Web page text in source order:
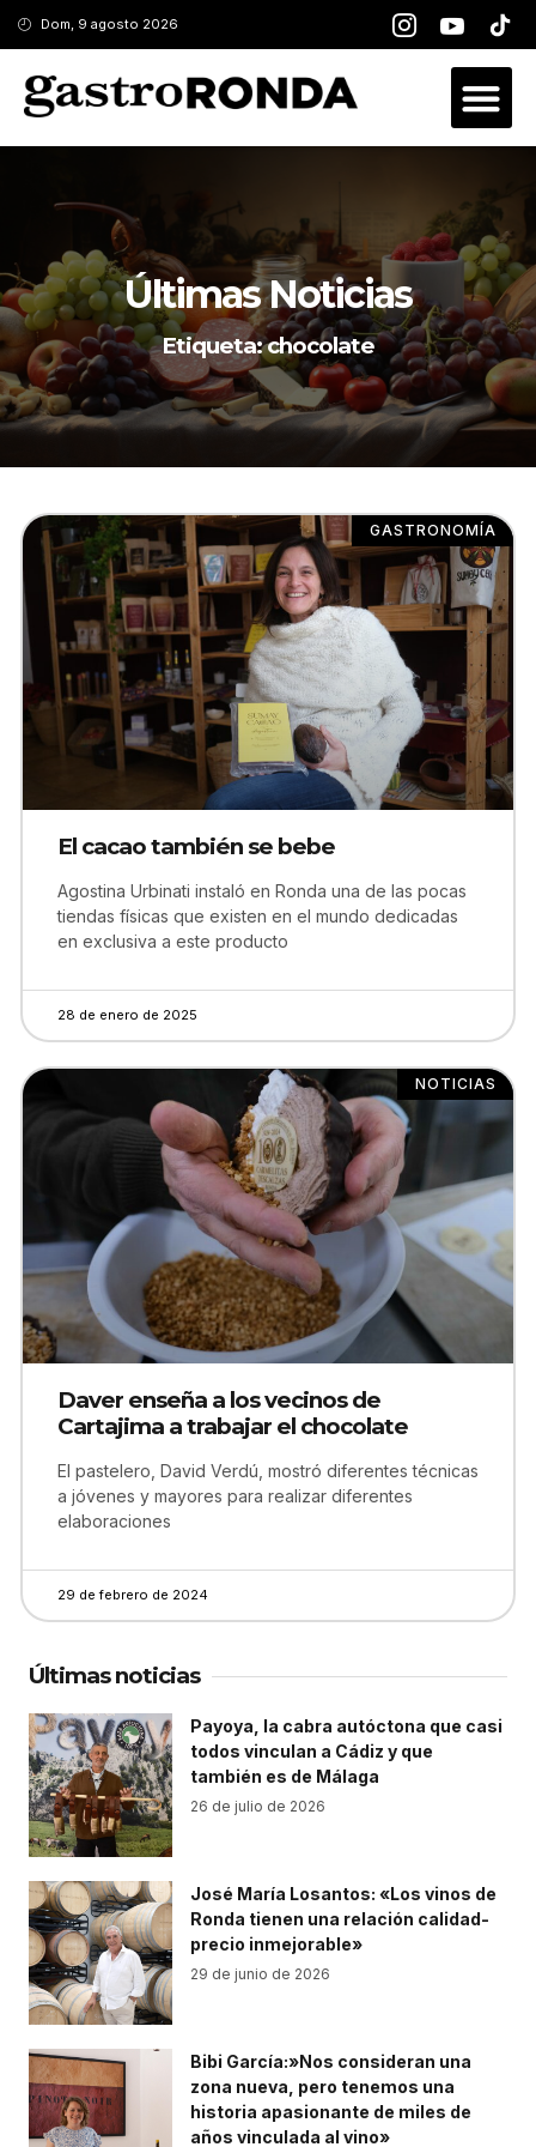
Dom, 9 agosto 2026
Últimas Noticias
Etiqueta: chocolate
GASTRONOMÍA
El cacao también se bebe
Agostina Urbinati instaló en Ronda una de las pocas
tiendas físicas que existen en el mundo dedicadas
en exclusiva a este producto
28 de enero de 2025
NOTICIAS
Daver enseña a los vecinos de
Cartajima a trabajar el chocolate
El pastelero, David Verdú, mostró diferentes técnicas
a jóvenes y mayores para realizar diferentes
elaboraciones
29 de febrero de 2024
Últimas noticias
Payoya, la cabra autóctona que casi
todos vinculan a Cádiz y que
también es de Málaga
26 de julio de 2026
José María Losantos: «Los vinos de
Ronda tienen una relación calidad-
precio inmejorable»
29 de junio de 2026
Bibi García:»Nos consideran una
zona nueva, pero tenemos una
historia apasionante de miles de
años vinculada al vino»